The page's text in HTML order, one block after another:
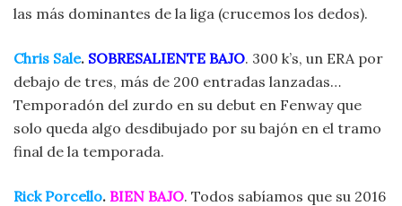
las más dominantes de la liga (crucemos los dedos).
Chris Sale. SOBRESALIENTE BAJO. 300 k’s, un ERA por
debajo de tres, más de 200 entradas lanzadas…
Temporadón del zurdo en su debut en Fenway que
solo queda algo desdibujado por su bajón en el tramo
final de la temporada.
Rick Porcello. BIEN BAJO. Todos sabíamos que su 2016